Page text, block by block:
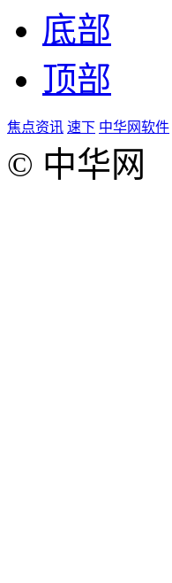
底部
顶部
焦点资讯 速下 中华网软件
© 中华网